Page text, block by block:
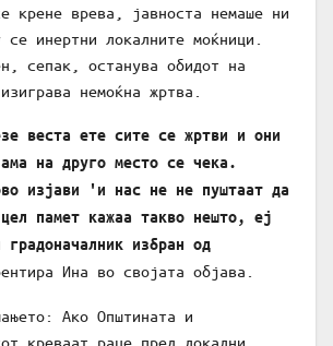
крене врева, јавноста немаше ни
инертни локалните моќници.
сепак, останува обидот на
немоќна жртва.
веста ете сите се жртви и они
на друго место се чека.
изјави 'и нас не не пуштаат да
памет кажаа такво нешто, еј
градоначалник избран од
Ина во својата објава.
Ако Општината и
креваат раце пред локални